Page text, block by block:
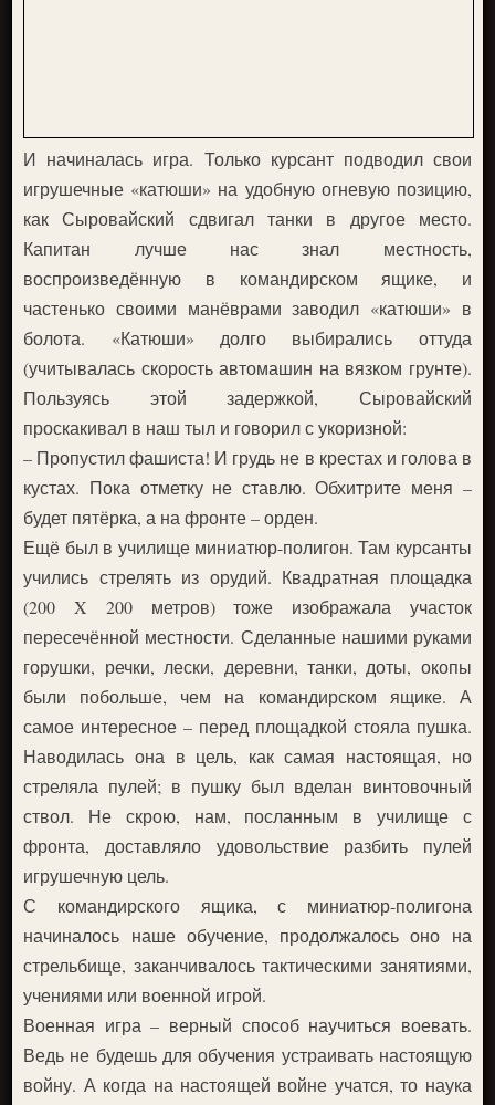
И начиналась игра. Только курсант подводил свои
игрушечные «катюши» на удобную огневую позицию,
как Сыровайский сдвигал танки в другое место.
Капитан лучше нас знал местность,
воспроизведённую в командирском ящике, и
частенько своими манёврами заводил «катюши» в
болота. «Катюши» долго выбирались оттуда
(учитывалась скорость автомашин на вязком грунте).
Пользуясь этой задержкой, Сыровайский
проскакивал в наш тыл и говорил с укоризной:
– Пропустил фашиста! И грудь не в крестах и голова в
кустах. Пока отметку не ставлю. Обхитрите меня –
будет пятёрка, а на фронте – орден.
Ещё был в училище миниатюр-полигон. Там курсанты
учились стрелять из орудий. Квадратная площадка
(200 X 200 метров) тоже изображала участок
пересечённой местности. Сделанные нашими руками
горушки, речки, лески, деревни, танки, доты, окопы
были побольше, чем на командирском ящике. А
самое интересное – перед площадкой стояла пушка.
Наводилась она в цель, как самая настоящая, но
стреляла пулей; в пушку был вделан винтовочный
ствол. Не скрою, нам, посланным в училище с
фронта, доставляло удовольствие разбить пулей
игрушечную цель.
С командирского ящика, с миниатюр-полигона
начиналось наше обучение, продолжалось оно на
стрельбище, заканчивалось тактическими занятиями,
учениями или военной игрой.
Военная игра – верный способ научиться воевать.
Ведь не будешь для обучения устраивать настоящую
войну. А когда на настоящей войне учатся, то наука